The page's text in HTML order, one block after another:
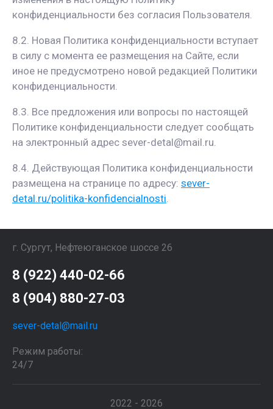
конфиденциальности без согласия Пользователя.
8.2. Новая Политика конфиденциальности вступает
в силу с момента ее размещения на Сайте, если
иное не предусмотрено новой редакцией Политики
конфиденциальности.
8.3. Все предложения или вопросы по настоящей
Политике конфиденциальности следует сообщать
на электронный адрес sever-detal@mail.ru.
8.4. Действующая Политика конфиденциальности
размещена на странице по адресу: sever-
detal.ru/politika-konfidencialnosti.
г. Сургут, Нефтеюганское шоссе 26
8 (922) 440-02-66
8 (904) 880-27-03
sever-detal@mail.ru
Режим работы:
24/7
2022 - 2026